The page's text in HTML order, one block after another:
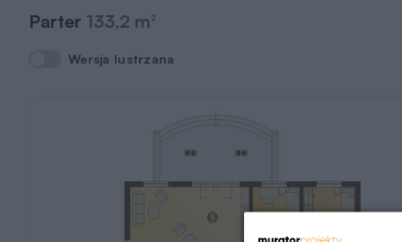
Parter 133,2 m 2
Wersja lustrzana
Wersja lustrzana